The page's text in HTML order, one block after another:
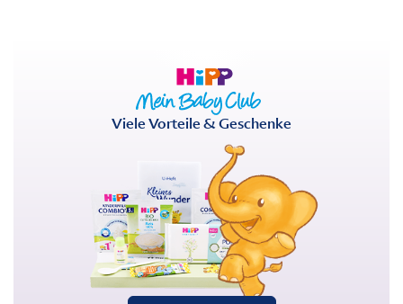
Viele Vorteile & Geschenke